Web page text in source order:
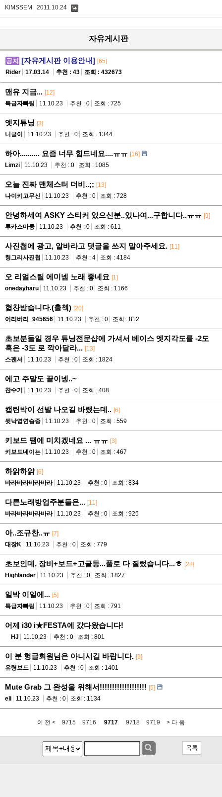
KIMSSEM 2011.10.24
자유게시판
공지 [자유게시판 이용안내] [65]
Rider
17.03.14 추천 : 43 조회 : 432673
맨유 지금... [12]
특급자빠링
11.10.23 추천 : 0 조회 : 725
엣지튜닝 [3]
니글이
11.10.23 추천 : 0 조회 : 1344
하아.......... 요즘 너무 힘드네요....ㅠㅠ [16]
Limzi
11.10.23 추천 : 0 조회 : 1085
오늘 진짜 맨체스터 더비..;; [13]
나이키고무신
11.10.23 추천 : 0 조회 : 728
안녕하세여 ASKY 스티커 있으신분..있나여...구합니다..ㅠㅠ [9]
루카스마쿵
11.10.23 추천 : 0 조회 : 611
사진첩에 광고, 알바라고 댓글을 쓰지 말아주세요. [11]
헝그리사진첩
11.10.23 추천 : 4 조회 : 4184
오 리얼스틸 에미넴 노래 좋네요 [1]
onedayharu
11.10.23 추천 : 0 조회 : 1166
협찬받습니다.(출첵) [20]
어리버리_945656
11.10.23 추천 : 0 조회 : 812
초보분들일 경우 튜닝전문샵에 가셔서 베이스 엣지각도를 -2도
혹은 -3도 로 깍아달라... [13]
스팬서
11.10.23 추천 : 0 조회 : 1824
에고 주말도 끝이넹..~
찬수기 11.10.23 추천 : 0 조회 : 408
캡틴박이 선발 나오길 바랬는데.. [6]
뒷낙엽연습중
11.10.23 추천 : 0 조회 : 559
키보드 땜에 미치겠네요 ... ㅠㅠ [3]
키보드네이뇬
11.10.23 추천 : 0 조회 : 467
하앍하앍 [6]
바라바라바라바라
11.10.23 추천 : 0 조회 : 834
다른노래방업주분들은... [11]
바라바라바라바라
11.10.23 추천 : 0 조회 : 925
아..조규찬..ㅠ [7]
대장K
11.10.23 추천 : 0 조회 : 779
초보인데, 장비+보드+고글등...풀로 다 질렀습니다...ㅎ [28]
Highlander
11.10.23 추천 : 0 조회 : 1827
일박 이일에... [5]
특급자빠링
11.10.23 추천 : 0 조회 : 791
어제 i30 i★FESTA에 갔다왔습니다!
HJ 11.10.23 추천 : 0 조회 : 801
이 분 헝글회원님은 아니시길 바랍니다. [9]
유령보드
11.10.23 추천 : 0 조회 : 1401
Mute Grab 그 완성을 위해서!!!!!!!!!!!!!!!!!!! [5]
eli
11.10.23 추천 : 0 조회 : 1134
이 전 < 9715 9716 9717 9718 9719 > 다 음
목록